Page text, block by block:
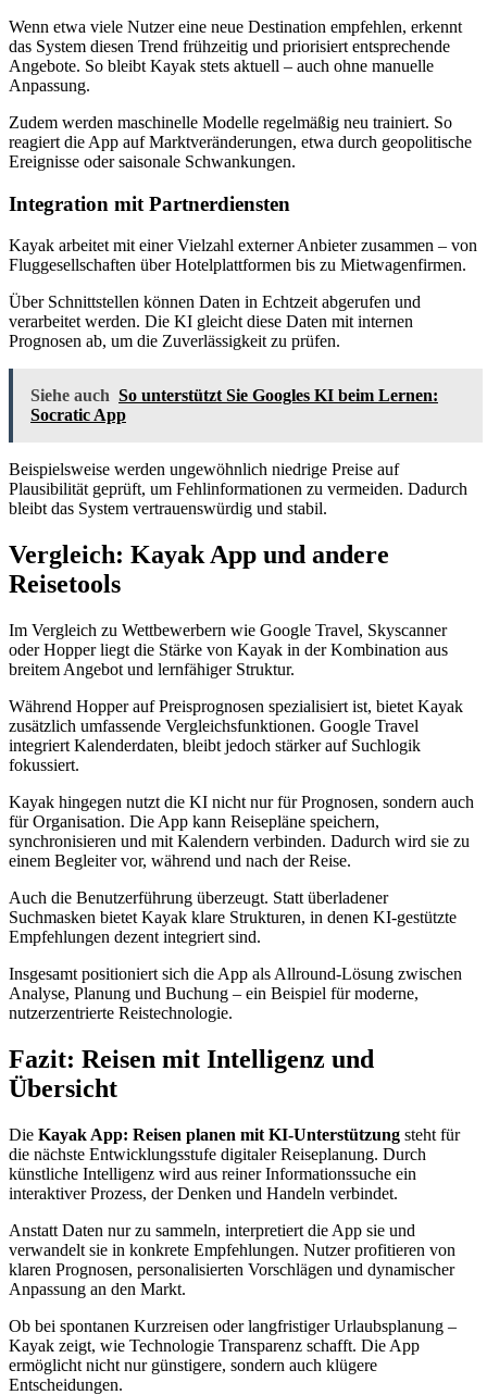
Wenn etwa viele Nutzer eine neue Destination empfehlen, erkennt
das System diesen Trend frühzeitig und priorisiert entsprechende
Angebote. So bleibt Kayak stets aktuell – auch ohne manuelle
Anpassung.
Zudem werden maschinelle Modelle regelmäßig neu trainiert. So
reagiert die App auf Marktveränderungen, etwa durch geopolitische
Ereignisse oder saisonale Schwankungen.
Integration mit Partnerdiensten
Kayak arbeitet mit einer Vielzahl externer Anbieter zusammen – von
Fluggesellschaften über Hotelplattformen bis zu Mietwagenfirmen.
Über Schnittstellen können Daten in Echtzeit abgerufen und
verarbeitet werden. Die KI gleicht diese Daten mit internen
Prognosen ab, um die Zuverlässigkeit zu prüfen.
Siehe auch So unterstützt Sie Googles KI beim Lernen:
Socratic App
Beispielsweise werden ungewöhnlich niedrige Preise auf
Plausibilität geprüft, um Fehlinformationen zu vermeiden. Dadurch
bleibt das System vertrauenswürdig und stabil.
Vergleich: Kayak App und andere
Reisetools
Im Vergleich zu Wettbewerbern wie Google Travel, Skyscanner
oder Hopper liegt die Stärke von Kayak in der Kombination aus
breitem Angebot und lernfähiger Struktur.
Während Hopper auf Preisprognosen spezialisiert ist, bietet Kayak
zusätzlich umfassende Vergleichsfunktionen. Google Travel
integriert Kalenderdaten, bleibt jedoch stärker auf Suchlogik
fokussiert.
Kayak hingegen nutzt die KI nicht nur für Prognosen, sondern auch
für Organisation. Die App kann Reisepläne speichern,
synchronisieren und mit Kalendern verbinden. Dadurch wird sie zu
einem Begleiter vor, während und nach der Reise.
Auch die Benutzerführung überzeugt. Statt überladener
Suchmasken bietet Kayak klare Strukturen, in denen KI-gestützte
Empfehlungen dezent integriert sind.
Insgesamt positioniert sich die App als Allround-Lösung zwischen
Analyse, Planung und Buchung – ein Beispiel für moderne,
nutzerzentrierte Reistechnologie.
Fazit: Reisen mit Intelligenz und
Übersicht
Die Kayak App: Reisen planen mit KI-Unterstützung steht für
die nächste Entwicklungsstufe digitaler Reiseplanung. Durch
künstliche Intelligenz wird aus reiner Informationssuche ein
interaktiver Prozess, der Denken und Handeln verbindet.
Anstatt Daten nur zu sammeln, interpretiert die App sie und
verwandelt sie in konkrete Empfehlungen. Nutzer profitieren von
klaren Prognosen, personalisierten Vorschlägen und dynamischer
Anpassung an den Markt.
Ob bei spontanen Kurzreisen oder langfristiger Urlaubsplanung –
Kayak zeigt, wie Technologie Transparenz schafft. Die App
ermöglicht nicht nur günstigere, sondern auch klügere
Entscheidungen.